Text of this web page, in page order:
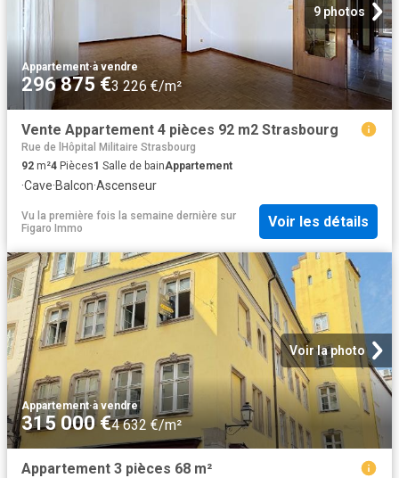
9 photos
Appartement·à vendre
296 875 €3 226 €/m²
Vente Appartement 4 pièces 92 m2 Strasbourg
Rue de lHôpital Militaire Strasbourg
92 m²4 Pièces1 Salle de bainAppartement
·Cave·Balcon·Ascenseur
Vu la première fois la semaine dernière sur
Figaro Immo
Voir les détails
Voir la photo
Appartement·à vendre
315 000 €4 632 €/m²
Appartement 3 pièces 68 m²